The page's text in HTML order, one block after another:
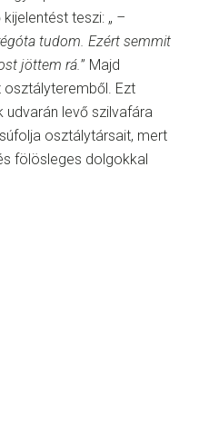
teszi: „ –
tudom. Ezért semmit
jöttem rá. ” Majd
Ezt
udvarán levő szilvafára
osztálytársait, mert
fölösleges dolgokkal